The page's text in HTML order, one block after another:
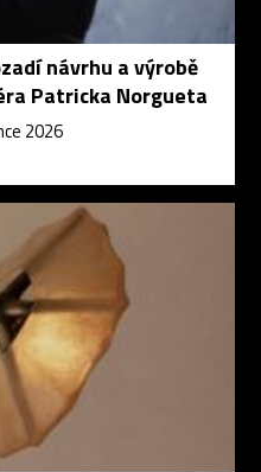
návrhu a výrobě
Patricka Norgueta
2026